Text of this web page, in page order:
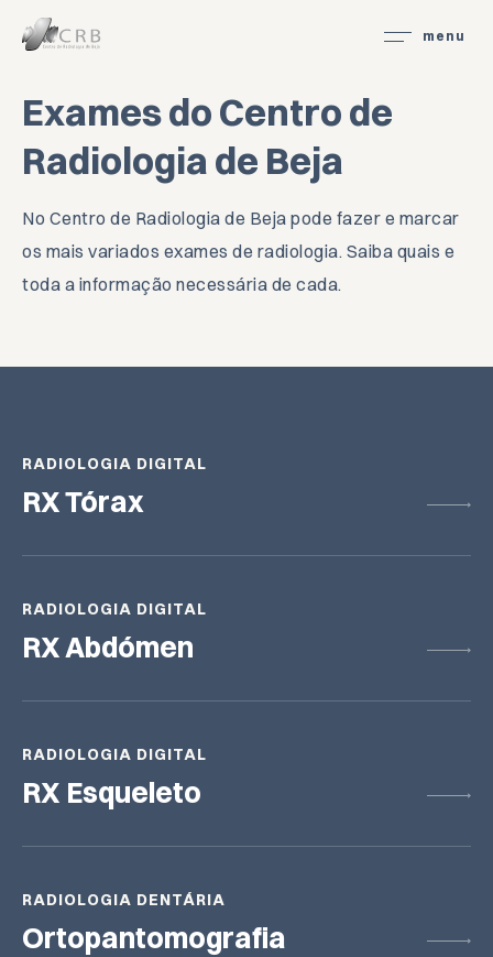
Exames
Marcações
Contactos
PROTOCOLOS
CONDIÇÕES LEGAIS
menu
Exames do Centro de
Radiologia de Beja
No Centro de Radiologia de Beja pode fazer e marcar
os mais variados exames de radiologia. Saiba quais e
toda a informação necessária de cada.
RADIOLOGIA DIGITAL
RX Tórax
RADIOLOGIA DIGITAL
RX Abdómen
RADIOLOGIA DIGITAL
RX Esqueleto
RADIOLOGIA DENTÁRIA
Ortopantomografia